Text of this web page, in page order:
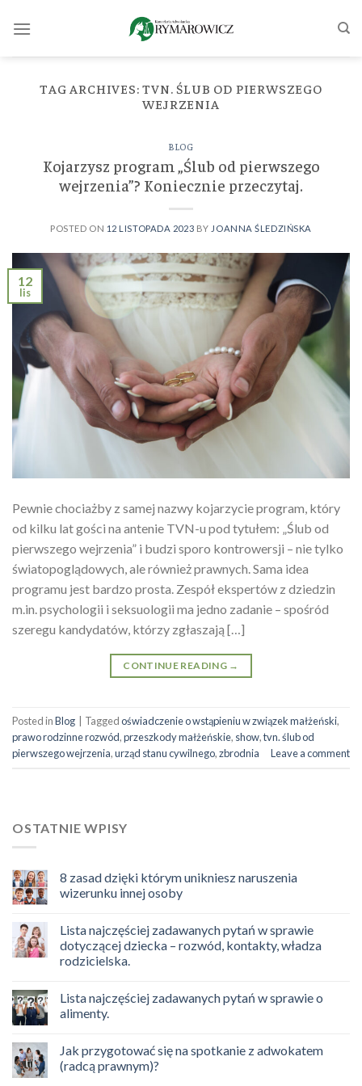
TAG ARCHIVES:TVN. ŚLUB OD PIERWSZEGO
WEJRZENIA
BLOG
Kojarzysz program „Ślub od pierwszego
wejrzenia”? Koniecznie przeczytaj.
POSTED ON 12 LISTOPADA 2023 BY JOANNA ŚLEDZIŃSKA
12
lis
Pewnie chociażby z samej nazwy kojarzycie program, który
od kilku lat gości na antenie TVN-u pod tytułem: „Ślub od
pierwszego wejrzenia” i budzi sporo kontrowersji – nie tylko
światopoglądowych, ale również prawnych. Sama idea
programu jest bardzo prosta. Zespół ekspertów z dziedzin
m.in. psychologii i seksuologii ma jedno zadanie – spośród
szeregu kandydatów, którzy zgłaszają […]
CONTINUE READING →
Posted inBlog Taggedoświadczenie o wstąpieniu w związek małżeński,
prawo rodzinne rozwód,przeszkody małżeńskie, show,tvn. ślub od
pierwszego wejrzenia,urząd stanu cywilnego,zbrodnia Leave a comment
OSTATNIE WPISY
8 zasad dzięki którym unikniesz naruszenia
wizerunku innej osoby
Lista najczęściej zadawanych pytań w sprawie
dotyczącej dziecka – rozwód, kontakty, władza
rodzicielska.
Lista najczęściej zadawanych pytań w sprawie o
alimenty.
Jak przygotować się na spotkanie z adwokatem
(radcą prawnym)?